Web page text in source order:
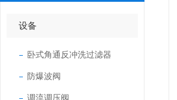
设备
卧式角通反冲洗过滤器
防爆波阀
调流调压阀